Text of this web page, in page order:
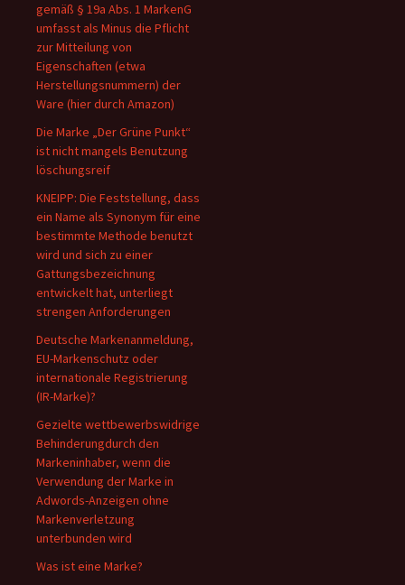
gemäß § 19a Abs. 1 MarkenG
umfasst als Minus die Pflicht
zur Mitteilung von
Eigenschaften (etwa
Herstellungsnummern) der
Ware (hier durch Amazon)
Die Marke „Der Grüne Punkt“
ist nicht mangels Benutzung
löschungsreif
KNEIPP: Die Feststellung, dass
ein Name als Synonym für eine
bestimmte Methode benutzt
wird und sich zu einer
Gattungsbezeichnung
entwickelt hat, unterliegt
strengen Anforderungen
Deutsche Markenanmeldung,
EU-Markenschutz oder
internationale Registrierung
(IR-Marke)?
Gezielte wettbewerbswidrige
Behinderungdurch den
Markeninhaber, wenn die
Verwendung der Marke in
Adwords-Anzeigen ohne
Markenverletzung
unterbunden wird
Was ist eine Marke?